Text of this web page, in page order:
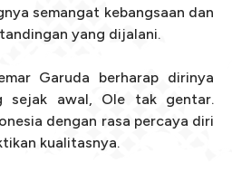
semangat kebangsaan dan
yang dijalani.
Garuda berharap dirinya
sejak awal, Ole tak gentar.
dengan rasa percaya diri
kualitasnya.